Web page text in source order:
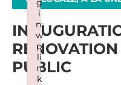
PUBLIC
g
i
n:
w
p
li
n
k